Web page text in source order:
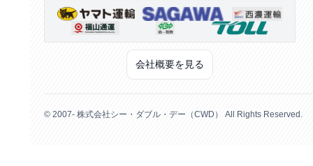
会社概要を見る
© 2007- 株式会社シー・ダブル・デー（CWD） All Rights Reserved.